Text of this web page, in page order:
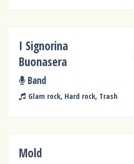
I Signorina
Buonasera
Band
Glam rock, Hard rock, Trash
Mold